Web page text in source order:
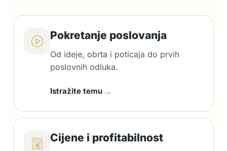
Pokretanje poslovanja
Od ideje, obrta i poticaja do prvih
poslovnih odluka.
Istražite temu →
Cijene i profitabilnost